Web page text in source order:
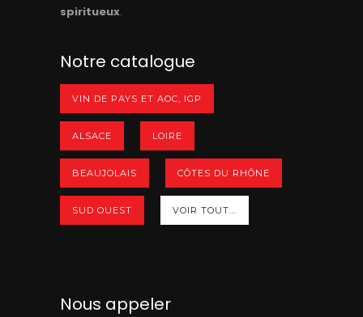
spiritueux.
Notre catalogue
VIN DE PAYS ET AOC, IGP
ALSACE LOIRE
BEAUJOLAIS CÔTES DU RHÔNE
SUD OUEST VOIR TOUT...
Nous appeler